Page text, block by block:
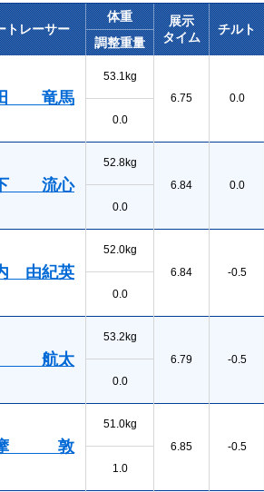
トレーサー
体重
展示
タイム
チルト
調整重量
竜馬
53.1kg
6.75
0.0
0.0
流心
52.8kg
6.84
0.0
0.0
由紀英
52.0kg
6.84
-0.5
0.0
航太
53.2kg
6.79
-0.5
0.0
摩 敦
51.0kg
6.85
-0.5
1.0